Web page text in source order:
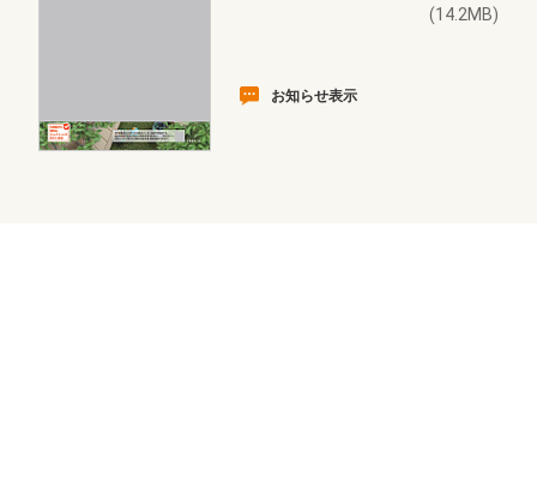
(14.2MB)
お知らせ表示